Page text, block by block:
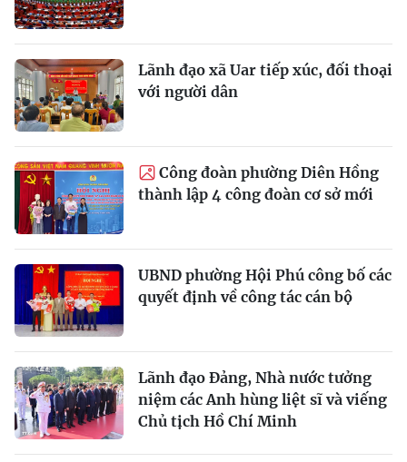
Lãnh đạo xã Uar tiếp xúc, đối thoại
với người dân
Công đoàn phường Diên Hồng
thành lập 4 công đoàn cơ sở mới
UBND phường Hội Phú công bố các
quyết định về công tác cán bộ
Lãnh đạo Đảng, Nhà nước tưởng
niệm các Anh hùng liệt sĩ và viếng
Chủ tịch Hồ Chí Minh